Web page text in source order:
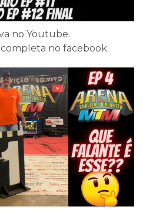
no Youtube.
no facebook.